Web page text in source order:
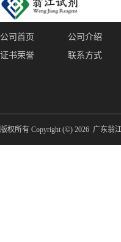
公司首页 公司介绍
证书荣誉
联系方式
版权所有 Copyright (©) 2026 广东翁